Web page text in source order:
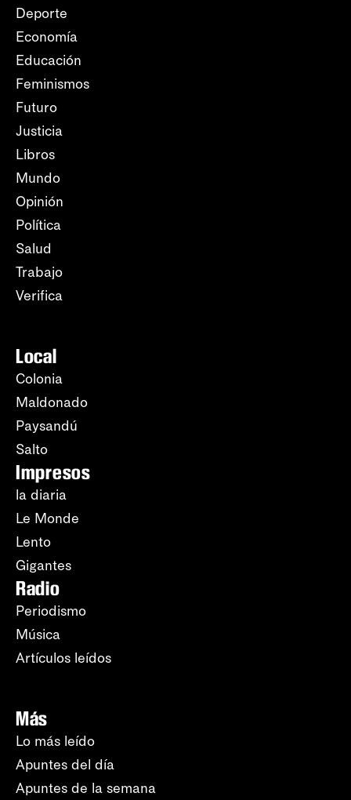
Deporte
Economía
Educación
Feminismos
Futuro
Justicia
Libros
Mundo
Opinión
Política
Salud
Trabajo
Verifica
Local
Colonia
Maldonado
Paysandú
Salto
Impresos
la diaria
Le Monde
Lento
Gigantes
Radio
Periodismo
Música
Artículos leídos
Más
Lo más leído
Apuntes del día
Apuntes de la semana